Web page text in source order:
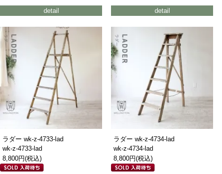
detail detail
ラダー wk-z-4733-lad
wk-z-4733-lad
8,800円(税込)
ラダー wk-z-4734-lad
wk-z-4734-lad
8,800円(税込)